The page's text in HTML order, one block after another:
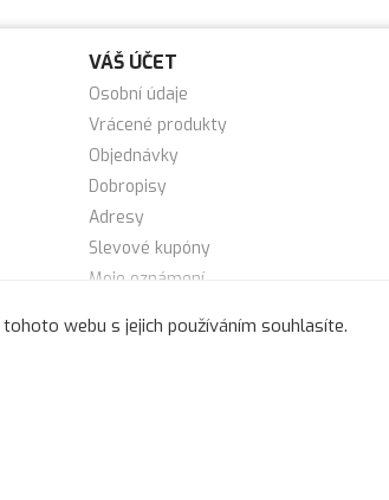
VÁŠ ÚČET
Osobní údaje
Vrácené produkty
Objednávky
Dobropisy
Adresy
Slevové kupóny
Moje oznámení
tohoto webu s jejich používáním souhlasíte.
Softresource, spol. s r.o.